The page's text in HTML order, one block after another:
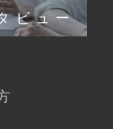
ビュー